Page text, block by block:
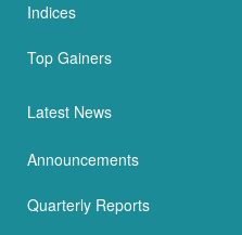
Indices
Top Gainers
Latest News
Announcements
Quarterly Reports